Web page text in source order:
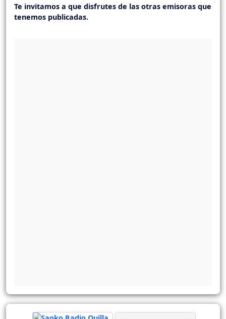
Te invitamos a que disfrutes de las otras emisoras que
tenemos publicadas.